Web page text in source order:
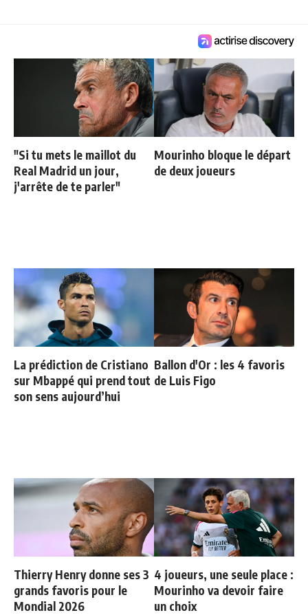
"Si tu mets le maillot du
Real Madrid un jour,
j'arrête de te parler"
Mourinho bloque le départ
de deux joueurs
La prédiction de Cristiano
sur Mbappé qui prend tout
son sens aujourd’hui
Ballon d'Or : les 4 favoris
de Luis Figo
Thierry Henry donne ses 3
grands favoris pour le
Mondial 2026
4 joueurs, une seule place :
Mourinho va devoir faire
un choix